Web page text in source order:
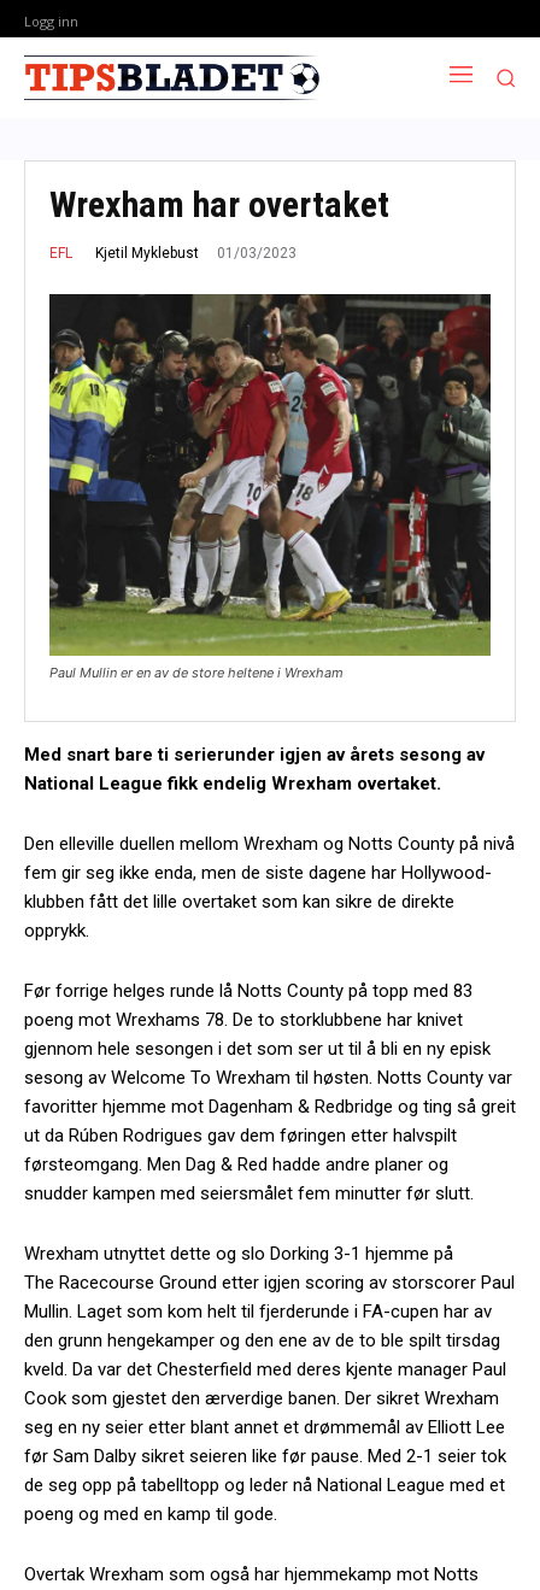
Logg inn
Wrexham har overtaket
EFL Kjetil Myklebust 01/03/2023
Paul Mullin er en av de store heltene i Wrexham
Med snart bare ti serierunder igjen av årets sesong av
National League fikk endelig Wrexham overtaket.
Den elleville duellen mellom Wrexham og Notts County på nivå
fem gir seg ikke enda, men de siste dagene har Hollywood-
klubben fått det lille overtaket som kan sikre de direkte
opprykk.
Før forrige helges runde lå Notts County på topp med 83
poeng mot Wrexhams 78. De to storklubbene har knivet
gjennom hele sesongen i det som ser ut til å bli en ny episk
sesong av Welcome To Wrexham til høsten. Notts County var
favoritter hjemme mot Dagenham & Redbridge og ting så greit
ut da Rúben Rodrigues gav dem føringen etter halvspilt
førsteomgang. Men Dag & Red hadde andre planer og
snudder kampen med seiersmålet fem minutter før slutt.
Wrexham utnyttet dette og slo Dorking 3-1 hjemme på
The Racecourse Ground etter igjen scoring av storscorer Paul
Mullin. Laget som kom helt til fjerderunde i FA-cupen har av
den grunn hengekamper og den ene av de to ble spilt tirsdag
kveld. Da var det Chesterfield med deres kjente manager Paul
Cook som gjestet den ærverdige banen. Der sikret Wrexham
seg en ny seier etter blant annet et drømmemål av Elliott Lee
før Sam Dalby sikret seieren like før pause. Med 2-1 seier tok
de seg opp på tabelltopp og leder nå National League med et
poeng og med en kamp til gode.
Overtak Wrexham som også har hjemmekamp mot Notts